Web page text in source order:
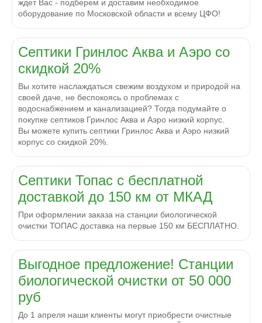
ждет Вас - подберем и доставим необходимое
оборудование по Московской области и всему ЦФО!
Септики Гринлос Аква и Аэро со
скидкой 20%
Вы хотите наслаждаться свежим воздухом и природой на
своей даче, не беспокоясь о проблемах с
водоснабжением и канализацией? Тогда подумайте о
покупке септиков Гринлос Аква и Аэро низкий корпус.
Вы можете купить септики Гринлос Аква и Аэро низкий
корпус со скидкой 20%.
Септики Топас с бесплатной
доставкой до 150 км от МКАД
При оформлении заказа на станции биологической
очистки ТОПАС доставка на первые 150 км БЕСПЛАТНО.
Выгодное предложение! Станции
биологической очистки от 50 000
руб
До 1 апреля наши клиенты могут приобрести очистные